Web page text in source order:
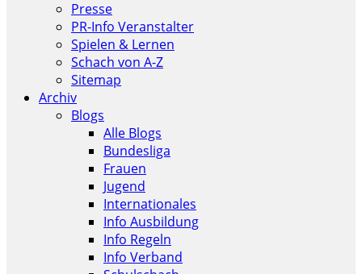
Presse
PR-Info Veranstalter
Spielen & Lernen
Schach von A-Z
Sitemap
Archiv
Blogs
Alle Blogs
Bundesliga
Frauen
Jugend
Internationales
Info Ausbildung
Info Regeln
Info Verband